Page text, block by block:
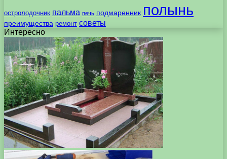
остролодочник пальма печь подмаренник полынь
преимущества ремонт советы
Интересно